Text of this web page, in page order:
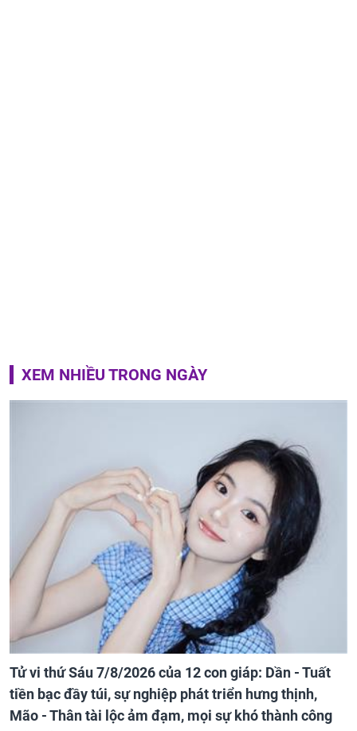
XEM NHIỀU TRONG NGÀY
Tử vi thứ Sáu 7/8/2026 của 12 con giáp: Dần - Tuất
tiền bạc đầy túi, sự nghiệp phát triển hưng thịnh,
Mão - Thân tài lộc ảm đạm, mọi sự khó thành công